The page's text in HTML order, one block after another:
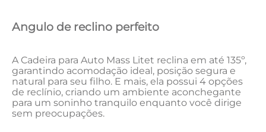
Angulo de reclino perfeito
A Cadeira para Auto Mass Litet reclina em até 135º,
garantindo acomodação ideal, posição segura e
natural para seu filho. E mais, ela possui 4 opções
de reclínio, criando um ambiente aconchegante
para um soninho tranquilo enquanto você dirige
sem preocupações.